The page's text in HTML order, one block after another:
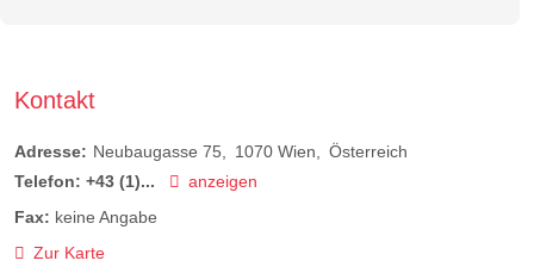
Kontakt
Adresse: Neubaugasse 75 1070 Wien
Österreich
Telefon: +43 (1)...
anzeigen
Fax: keine Angabe
Zur Karte